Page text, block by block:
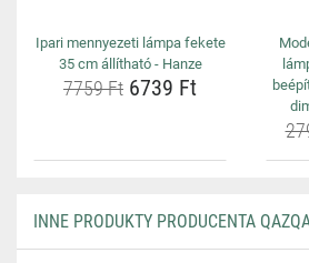
Ipari mennyezeti lámpa fekete
35 cm állítható - Hanze
7759 Ft 6739 Ft
INNE PRODUKTY PRODUCENTA